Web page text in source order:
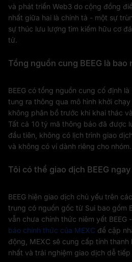
và phát triển Web3 do cộng đồng
nhất giữa hai là chính tả - một sự
sự thúc lưu lượng tìm kiếm hữu cơ
tử.
Tổng nguồn cung BEEG là bao
BEEG có tổng nguồn cung cố định
tung ra thông qua mô hình khởi
không phân bổ trước khi khai thác
Tất cả 10 tỷ mã thông báo đã được
đầu tiên, không có lịch trình giao
và không có ví dành riêng cho nhóm.
Tôi có thể giao dịch BEEG
BEEG hiện giao dịch chủ yếu trên
trung có nguồn gốc từ Sui bao gồm
vẫn chưa chính thức niêm yết BEEG
báo chính thức của MEXC để cập
động, MEXC sẽ cung cấp tính
nhất và trải nghiệm giao dịch dễ tiếp